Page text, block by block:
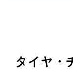
タイヤ・